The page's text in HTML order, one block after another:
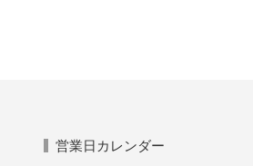
営業日カレンダー